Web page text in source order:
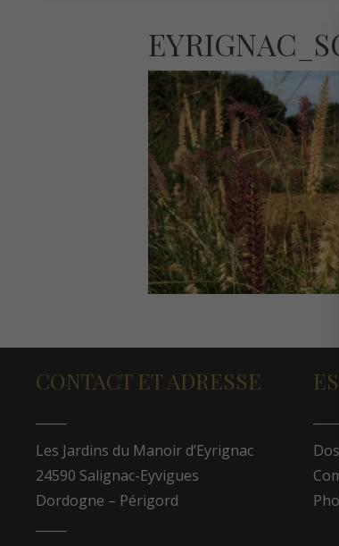
CONTACT ET ADRESSE
Les Jardins du Manoir d’Eyrignac
24590 Salignac-Eyvigues
Dordogne – Périgord